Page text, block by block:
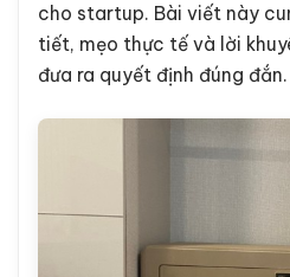
cho startup. Bài viết này
tiết, mẹo thực tế và lời
đưa ra quyết định đúng đắn.